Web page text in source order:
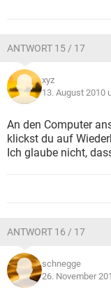
ANTWORT 15 / 17
xyz
13. August 2010
An den Computer
klickst du auf
Ich glaube nicht,
ANTWORT 16 / 17
schnegge
26. November